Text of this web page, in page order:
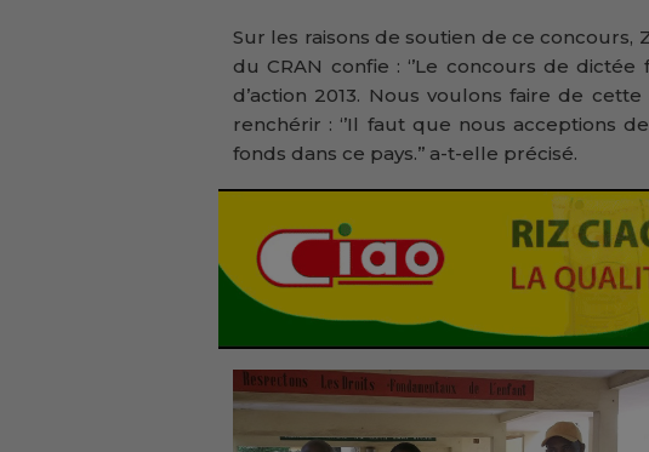
Sur les raisons de soutien de ce concours,
du CRAN confie : ‘’Le concours de
d’action 2013. Nous voulons faire de cette
renchérir : ‘’Il faut que nous acceptions
fonds dans ce pays.’’ a-t-elle précisé.